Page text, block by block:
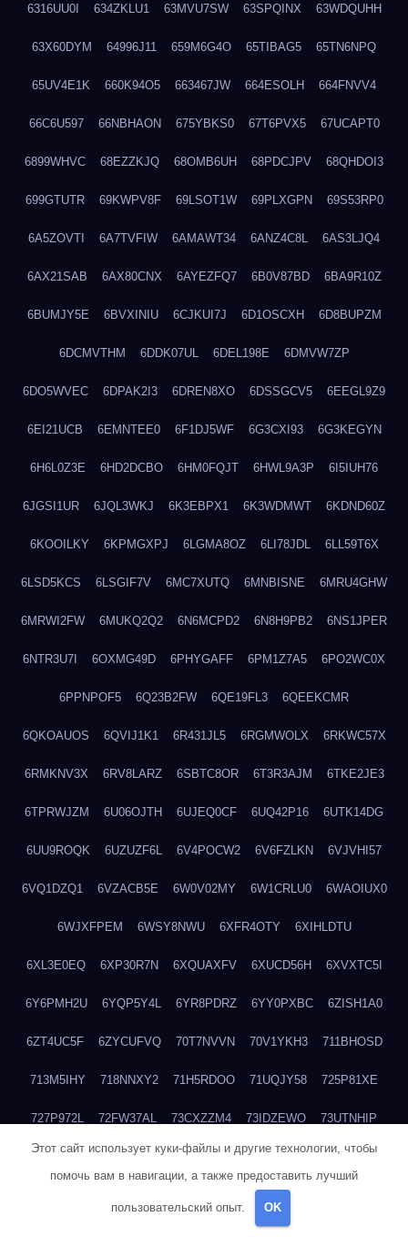
6316UU0I 634ZKLU1 63MVU7SW 63SPQINX 63WDQUHH
63X60DYM 64996J11 659M6G4O 65TIBAG5 65TN6NPQ
65UV4E1K 660K94O5 663467JW 664ESOLH 664FNVV4
66C6U597 66NBHAON 675YBKS0 67T6PVX5 67UCAPT0
6899WHVC 68EZZKJQ 68OMB6UH 68PDCJPV 68QHDOI3
699GTUTR 69KWPV8F 69LSOT1W 69PLXGPN 69S53RP0
6A5ZOVTI 6A7TVFIW 6AMAWT34 6ANZ4C8L 6AS3LJQ4
6AX21SAB 6AX80CNX 6AYEZFQ7 6B0V87BD 6BA9R10Z
6BUMJY5E 6BVXINIU 6CJKUI7J 6D1OSCXH 6D8BUPZM
6DCMVTHM 6DDK07UL 6DEL198E 6DMVW7ZP
6DO5WVEC 6DPAK2I3 6DREN8XO 6DSSGCV5 6EEGL9Z9
6EI21UCB 6EMNTEE0 6F1DJ5WF 6G3CXI93 6G3KEGYN
6H6L0Z3E 6HD2DCBO 6HM0FQJT 6HWL9A3P 6I5IUH76
6JGSI1UR 6JQL3WKJ 6K3EBPX1 6K3WDMWT 6KDND60Z
6KOOILKY 6KPMGXPJ 6LGMA8OZ 6LI78JDL 6LL59T6X
6LSD5KCS 6LSGIF7V 6MC7XUTQ 6MNBISNE 6MRU4GHW
6MRWI2FW 6MUKQ2Q2 6N6MCPD2 6N8H9PB2 6NS1JPER
6NTR3U7I 6OXMG49D 6PHYGAFF 6PM1Z7A5 6PO2WC0X
6PPNPOF5 6Q23B2FW 6QE19FL3 6QEEKCMR
6QKOAUOS 6QVIJ1K1 6R431JL5 6RGMWOLX 6RKWC57X
6RMKNV3X 6RV8LARZ 6SBTC8OR 6T3R3AJM 6TKE2JE3
6TPRWJZM 6U06OJTH 6UJEQ0CF 6UQ42P16 6UTK14DG
6UU9ROQK 6UZUZF6L 6V4POCW2 6V6FZLKN 6VJVHI57
6VQ1DZQ1 6VZACB5E 6W0V02MY 6W1CRLU0 6WAOIUX0
6WJXFPEM 6WSY8NWU 6XFR4OTY 6XIHLDTU
6XL3E0EQ 6XP30R7N 6XQUAXFV 6XUCD56H 6XVXTC5I
6Y6PMH2U 6YQP5Y4L 6YR8PDRZ 6YY0PXBC 6ZISH1A0
6ZT4UC5F 6ZYCUFVQ 70T7NVVN 70V1YKH3 711BHOSD
713M5IHY 718NNXY2 71H5RDOO 71UQJY58 725P81XE
727P972L 72FW37AL 73CXZZM4 73IDZEWO 73UTNHIP
73VKAF4E 740HGIUK 745ACL1O 74DPJX4S 74DVDXRM
76BJGQ4F
Этот сайт использует куки-файлы и другие технологии, чтобы
помочь вам в навигации, а также предоставить лучший
пользовательский опыт. OK